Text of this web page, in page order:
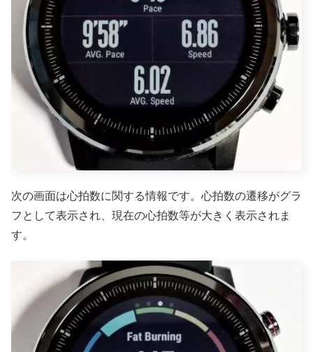
次の画面は心拍数に関する情報です。心拍数の遷移がグラ
フとして表示され、現在の心拍数等が大きく表示されま
す。